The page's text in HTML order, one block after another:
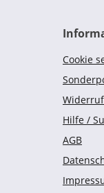
Cookie
Hilfe /
AGB